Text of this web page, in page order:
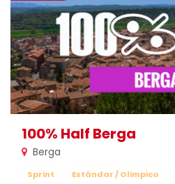
100% Half Berga
Berga
Sprint Estándar / Olimpico